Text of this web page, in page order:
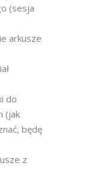
(sesja
arkusze
do
(jak
będę
z